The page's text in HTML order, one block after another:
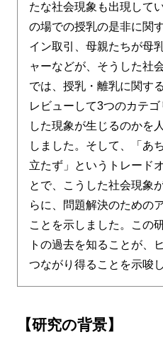
たな社会現象も出現して
の場での授乳の是非に関
イン取引、母親たちが母
ャーなどが、そうした社
では、授乳・離乳に関す
レビューして3つのカテ
した現象が生じるのかを
しました。そして、「あ
立たず」というトレード
とで、こうした社会現象
らに、問題解決のための
ことを示しました。この
トの過去を知ることが、
つながり得ることを示唆
【研究の背景】